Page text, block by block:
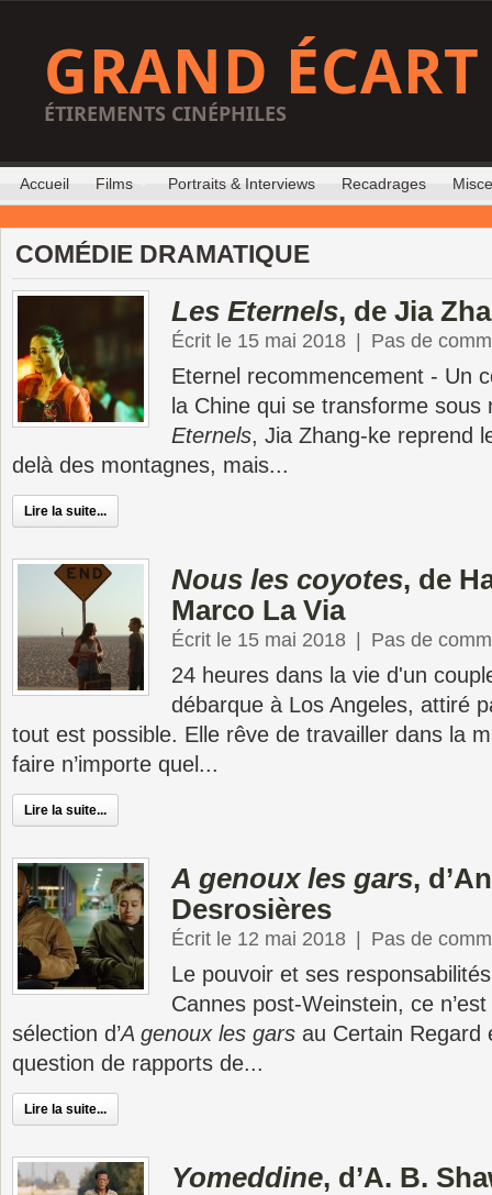
GRAND ÉCART
ÉTIREMENTS CINÉPHILES
Accueil Films Portraits & Interviews Recadrages
COMÉDIE DRAMATIQUE
Les Eternels, de Jia
Écrit le 15 mai 2018 Pas de
Eternel recommencement - Un
la Chine qui se transforme
Eternels, Jia Zhang-ke reprend
delà des montagnes, mais...
Lire la suite...
Nous les coyotes, de
Marco La Via
Écrit le 15 mai 2018 Pas de
24 heures dans la vie d'un
débarque à Los Angeles, attiré
tout est possible. Elle rêve de travailler dans la
faire n’importe quel...
Lire la suite...
A genoux les gars,
Desrosières
Écrit le 12 mai 2018 Pas de
Le pouvoir et ses
Cannes post-Weinstein, ce
sélection d’A genoux les gars au Certain Regard
question de rapports de...
Lire la suite...
Yomeddine, d’A. B.